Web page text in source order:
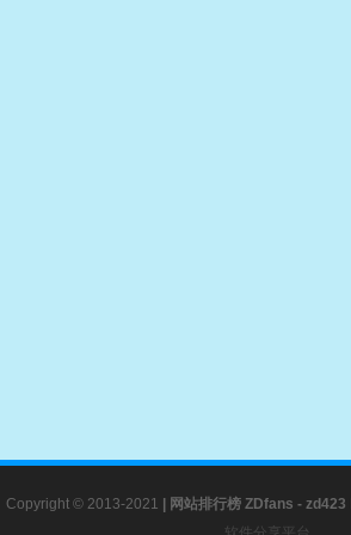
Copyright © 2013-2021 网站排行榜ZDfans - zd423